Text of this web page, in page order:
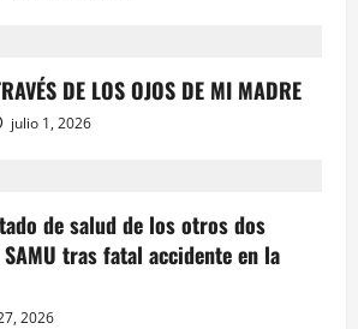
DE LOS OJOS DE MI MADRE
julio 1, 2026
de salud de los otros dos
tras fatal accidente en la
2026